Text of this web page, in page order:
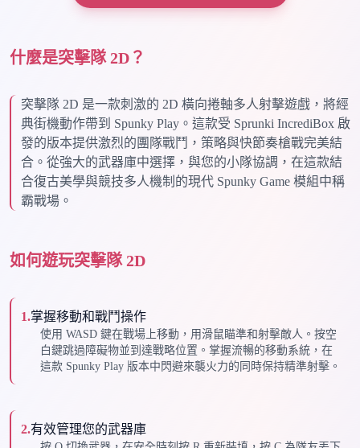
什麼是突擊隊 2D？
突擊隊 2D 是一款刺激的 2D 橫向捲軸多人射擊遊戲，將經
典街機動作帶到 Spunky Play。這款受 Sprunki IncrediBox 啟
發的版本提供激烈的團隊戰鬥，策略與快節奏槍戰完美結
合。從強大的武器庫中選擇，與您的小隊協調，在這款結
合復古美學與競技多人機制的現代 Spunky Game 模組中稱
霸戰場。
如何遊玩突擊隊 2D
1.掌握移動和戰鬥操作
使用 WASD 鍵在戰場上移動，用滑鼠瞄準和射擊敵人。按空
白鍵跳過障礙物並到達戰略位置。掌握流暢的移動系統，在
這款 Spunky Play 版本中閃避來襲火力的同時保持精準射擊。
2.有效管理您的武器庫